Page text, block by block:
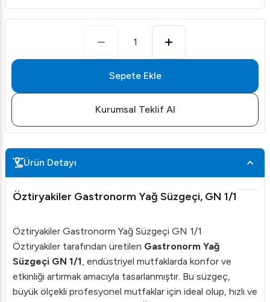
1
Sepete Ekle
Kurumsal Teklif Al
Ürün Detayı
Öztiryakiler Gastronorm Yağ Süzgeçi, GN 1/1
Öztiryakiler Gastronorm Yağ Süzgeçi GN 1/1
Öztiryakiler tarafından üretilen Gastronorm Yağ
Süzgeçi GN 1/1, endüstriyel mutfaklarda konfor ve
etkinliği artırmak amacıyla tasarlanmıştır. Bu süzgeç,
büyük ölçekli profesyonel mutfaklar için ideal olup, hızlı ve